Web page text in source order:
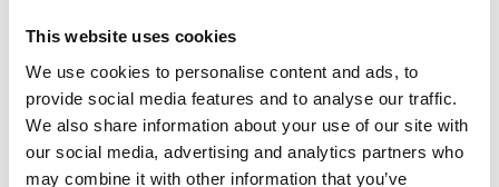
This website uses cookies
We use cookies to personalise content and ads, to
provide social media features and to analyse our traffic.
We also share information about your use of our site with
our social media, advertising and analytics partners who
may combine it with other information that you’ve
Alteração da química do cérebro: a libertação de
os neurotransmissores estimulem ou atenuem os
impulsos nervosos. As neuro-hormonas podem afetar
a função ou a atividade de um órgão do corpo.
Resultados: